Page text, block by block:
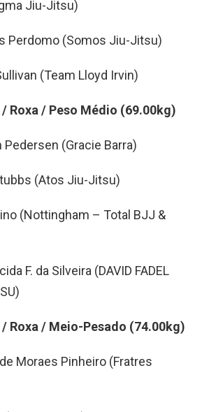
Jiu-Jitsu)
Perdomo (Somos Jiu-Jitsu)
(Team Lloyd Irvin)
Roxa / Peso Médio (69.00kg)
(Gracie Barra)
(Atos Jiu-Jitsu)
(Nottingham – Total BJJ &
F. da Silveira (DAVID FADEL
Roxa / Meio-Pesado (74.00kg)
Moraes Pinheiro (Fratres